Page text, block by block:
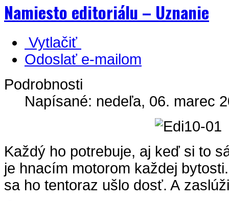
Namiesto editoriálu – Uznanie
Vytlačiť
Odoslať e-mailom
Podrobnosti
Napísané: nedeľa, 06. marec
Každý ho potrebuje, aj keď si to
je hnacím motorom každej
sa ho tentoraz ušlo dosť. A